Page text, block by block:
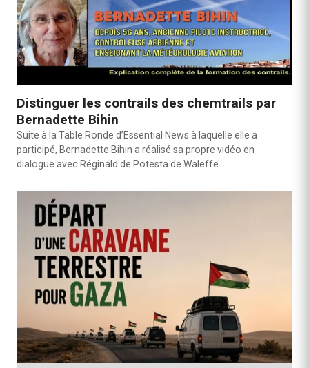
Distinguer les contrails des chemtrails par
Bernadette Bihin
Suite à la Table Ronde d’Essential News à laquelle elle a
participé, Bernadette Bihin a réalisé sa propre vidéo en
dialogue avec Réginald de Potesta de Waleffe…